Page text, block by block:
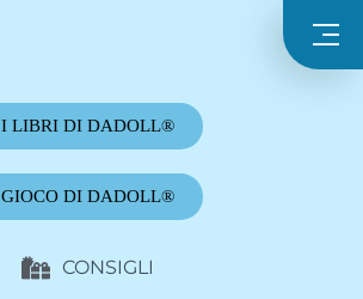
I LIBRI DI DADOLL®
GIOCO DI DADOLL®
CONSIGLI